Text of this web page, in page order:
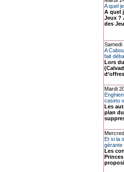
A quel
A quel
Jeux ?
des
Samedi
A
fait
Lors
Mardi
casino
Les
plan
Et si la
gérante
Les